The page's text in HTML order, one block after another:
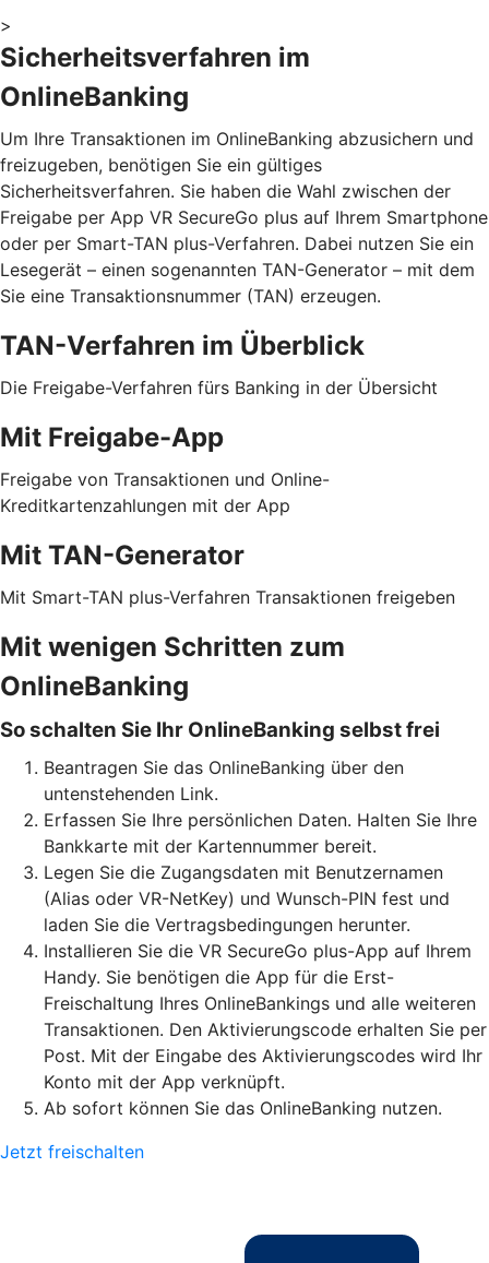
>
Sicherheitsverfahren im
OnlineBanking
Um Ihre Transaktionen im OnlineBanking abzusichern und
freizugeben, benötigen Sie ein gültiges
Sicherheitsverfahren. Sie haben die Wahl zwischen der
Freigabe per App VR SecureGo plus auf Ihrem Smartphone
oder per Smart-TAN plus-Verfahren. Dabei nutzen Sie ein
Lesegerät – einen sogenannten TAN-Generator – mit dem
Sie eine Transaktionsnummer (TAN) erzeugen.
TAN-Verfahren im Überblick
Die Freigabe-Verfahren fürs Banking in der Übersicht
Mit Freigabe-App
Freigabe von Transaktionen und Online-
Kreditkartenzahlungen mit der App
Mit TAN-Generator
Mit Smart-TAN plus-Verfahren Transaktionen freigeben
Mit wenigen Schritten zum
OnlineBanking
So schalten Sie Ihr OnlineBanking selbst frei
Beantragen Sie das OnlineBanking über den
untenstehenden Link.
Erfassen Sie Ihre persönlichen Daten. Halten Sie Ihre
Bankkarte mit der Kartennummer bereit.
Legen Sie die Zugangsdaten mit Benutzernamen
(Alias oder VR-NetKey) und Wunsch-PIN fest und
laden Sie die Vertragsbedingungen herunter.
Installieren Sie die VR SecureGo plus-App auf Ihrem
Handy. Sie benötigen die App für die Erst-
Freischaltung Ihres OnlineBankings und alle weiteren
Transaktionen. Den Aktivierungscode erhalten Sie per
Post. Mit der Eingabe des Aktivierungscodes wird Ihr
Konto mit der App verknüpft.
Ab sofort können Sie das OnlineBanking nutzen.
Jetzt freischalten